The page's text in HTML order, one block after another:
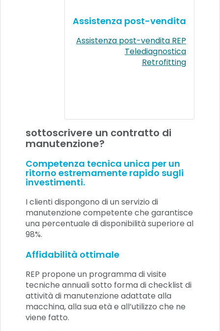
Assistenza post-vendita
Assistenza post-vendita REP
Telediagnostica
Retrofitting
sottoscrivere un contratto di
manutenzione?
Competenza tecnica unica per un
ritorno estremamente rapido sugli
investimenti.
I clienti dispongono di un servizio di
manutenzione competente che garantisce
una percentuale di disponibilità superiore al
98%.
Affidabilità ottimale
REP propone un programma di visite
tecniche annuali sotto forma di checklist di
attività di manutenzione adattate alla
macchina, alla sua età e all’utilizzo che ne
viene fatto.